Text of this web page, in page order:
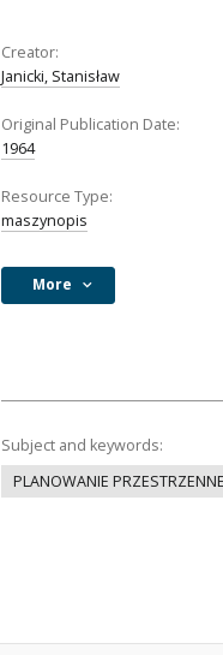
Creator:
Janicki, Stanisław
Original Publication Date:
1964
Resource Type:
maszynopis
More
Subject and keywords:
PLANOWANIE